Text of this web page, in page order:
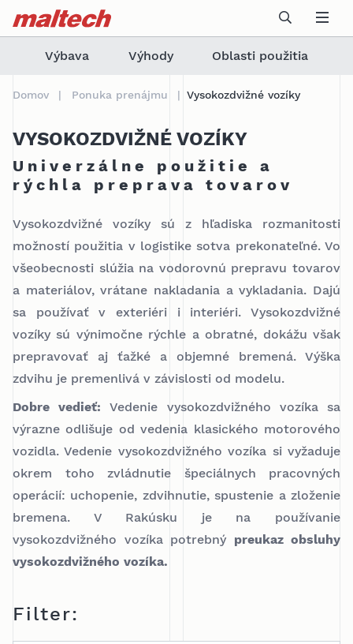
sr.skip-to.main-content
sr.skip-to.table-of-contents
sr.skip-to.main-navigation
Table Of Content
Možnosti použitia
Výbava Výhody Oblasti použitia
Domov Ponuka prenájmu Vysokozdvižné vozíky
VYSOKOZDVIŽNÉ VOZÍKY
Univerzálne použitie a
rýchla preprava tovarov
Vysokozdvižné vozíky sú z hľadiska rozmanitosti
možností použitia v logistike sotva prekonateľné. Vo
všeobecnosti slúžia na vodorovnú prepravu tovarov
a materiálov, vrátane nakladania a vykladania. Dajú
sa používať v exteriéri i interiéri. Vysokozdvižné
vozíky sú výnimočne rýchle a obratné, dokážu však
prepravovať aj ťažké a objemné bremená. Výška
zdvihu je premenlivá v závislosti od modelu.
Dobre vedieť:Vedenie vysokozdvižného vozíka sa
výrazne odlišuje od vedenia klasického motorového
vozidla. Vedenie vysokozdvižného vozíka si vyžaduje
okrem toho zvládnutie špeciálnych pracovných
operácií: uchopenie, zdvihnutie, spustenie a zloženie
bremena. V Rakúsku je na používanie
vysokozdvižného vozíka potrebný preukaz obsluhy
vysokozdvižného vozíka.
Filter: